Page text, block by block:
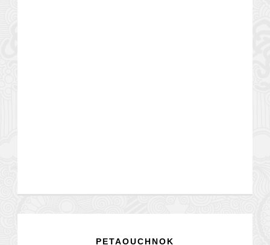
PETAOUCHNOK